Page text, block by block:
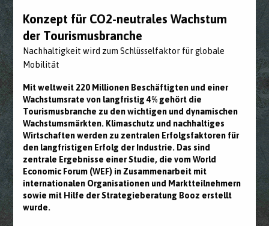
Konzept für CO2-neutrales Wachstum
der Tourismusbranche
Nachhaltigkeit wird zum Schlüsselfaktor für globale
Mobilität
Mit weltweit 220 Millionen Beschäftigten und einer
Wachstumsrate von langfristig 4% gehört die
Tourismusbranche zu den wichtigen und dynamischen
Wachstumsmärkten. Klimaschutz und nachhaltiges
Wirtschaften werden zu zentralen Erfolgsfaktoren für
den langfristigen Erfolg der Industrie. Das sind
zentrale Ergebnisse einer Studie, die vom World
Economic Forum (WEF) in Zusammenarbeit mit
internationalen Organisationen und Marktteilnehmern
sowie mit Hilfe der Strategieberatung Booz erstellt
wurde.